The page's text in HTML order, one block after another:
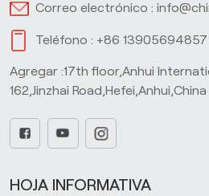
Correo electrónico :
Teléfono : +86 13905694857
Agregar :17th floor,Anhui
162,Jinzhai Road,Hefei,Anhui,China
HOJA INFORMATIVA